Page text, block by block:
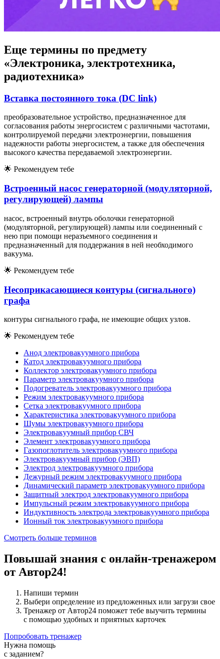
Еще термины по предмету
«Электроника, электротехника,
радиотехника»
Вставка постоянноrо тока (DC link)
преобразовательное устройство, предназначенное для
согласования работы энергосистем с различными частотами,
контролируемой передачи электроэнергии, повышения
надежности работы энергосистем, а также для обеспечения
высокого качества передаваемой электроэнергии.
🌟 Рекомендуем тебе
Встроенный насос генераторной (модуляторной,
регулирующей) лампы
насос, встроенный внутрь оболочки генераторной
(модуляторной, регулирующей) лампы или соединенный с
нею при помощи неразъемного соединения и
предназначенный для поддержания в ней необходимого
вакуума.
🌟 Рекомендуем тебе
Несоприкасающиеся контуры (сигнального)
графа
контуры сигнального графа, не имеющие общих узлов.
🌟 Рекомендуем тебе
Анод электровакуумного прибора
Катод электровакуумного прибора
Коллектор электровакуумного прибора
Параметр электровакуумного прибора
Подогреватель электровакуумного прибора
Режим электровакуумного прибора
Сетка электровакуумного прибора
Характеристика электровакуумного прибора
Шумы электровакуумного прибора
Электровакуумный прибор СВЧ
Элемент электровакуумного прибора
Газопоглотитель электровакуумного прибора
Электровакуумный прибор (ЭВП)
Электрод электровакуумного прибора
Дежурный режим электровакуумного прибора
Динамический параметр электровакуумного прибора
Защитный электрод электровакуумного прибора
Импульсный режим электровакуумного прибора
Индуктивность электрода электровакуумного прибора
Ионный ток электровакуумного прибора
Смотреть больше терминов
Повышай знания с онлайн-тренажером
от Автор24!
Напиши термин
Выбери определение из предложенных или загрузи свое
Тренажер от Автор24 поможет тебе выучить термины
с помощью удобных и приятных карточек
Попробовать тренажер
Нужна помощь
с заданием?